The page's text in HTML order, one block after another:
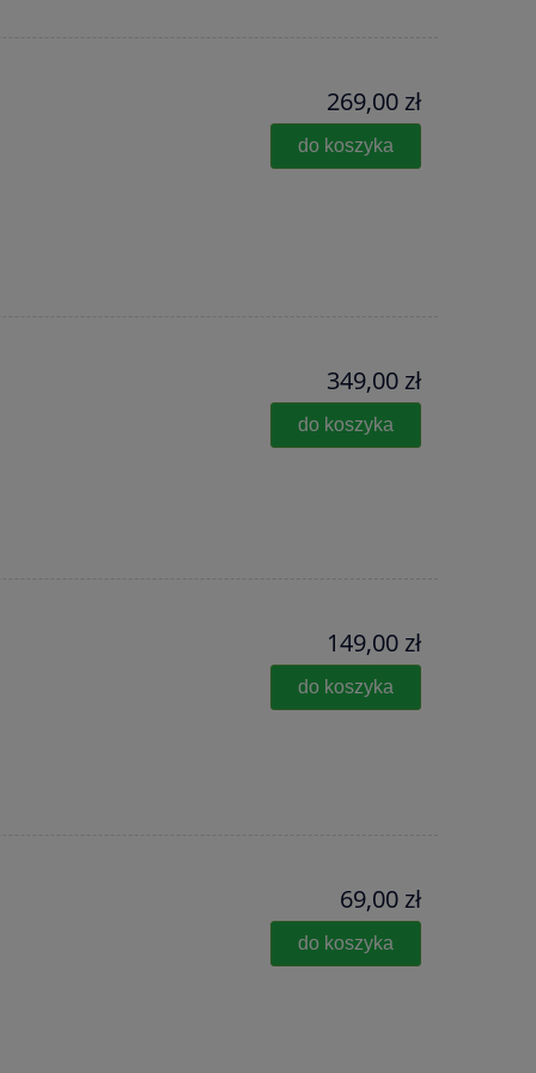
269,00 zł
do koszyka
349,00 zł
do koszyka
149,00 zł
do koszyka
69,00 zł
do koszyka